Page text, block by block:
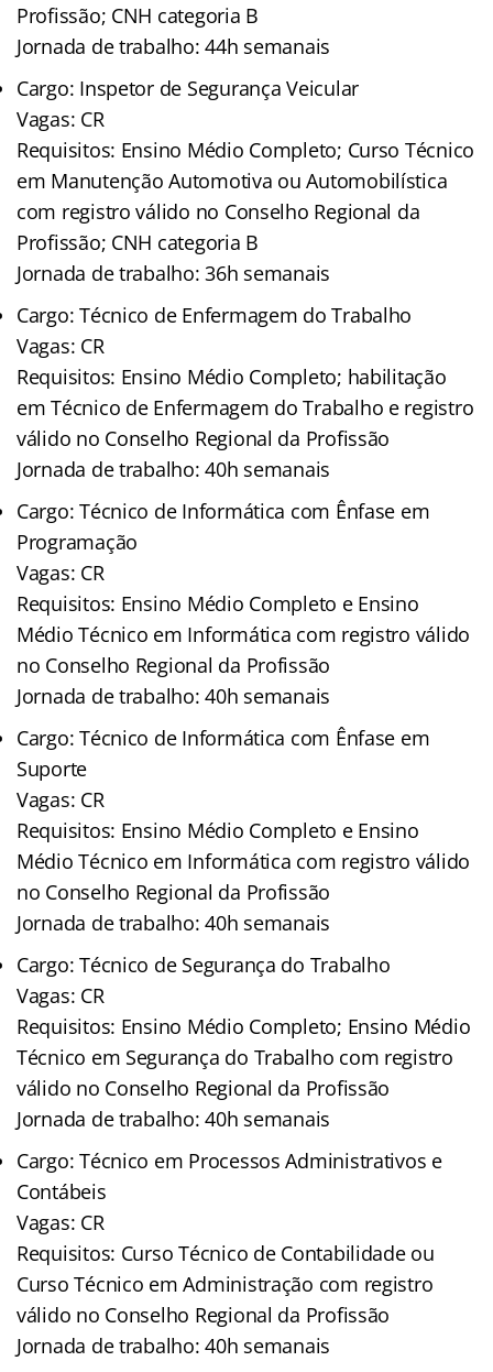
Profissão; CNH categoria B
Jornada de trabalho: 44h semanais
Cargo: Inspetor de Segurança Veicular
Vagas: CR
Requisitos: Ensino Médio Completo; Curso Técnico
em Manutenção Automotiva ou Automobilística
com registro válido no Conselho Regional da
Profissão; CNH categoria B
Jornada de trabalho: 36h semanais
Cargo: Técnico de Enfermagem do Trabalho
Vagas: CR
Requisitos: Ensino Médio Completo; habilitação
em Técnico de Enfermagem do Trabalho e registro
válido no Conselho Regional da Profissão
Jornada de trabalho: 40h semanais
Cargo: Técnico de Informática com Ênfase em
Programação
Vagas: CR
Requisitos: Ensino Médio Completo e Ensino
Médio Técnico em Informática com registro válido
no Conselho Regional da Profissão
Jornada de trabalho: 40h semanais
Cargo: Técnico de Informática com Ênfase em
Suporte
Vagas: CR
Requisitos: Ensino Médio Completo e Ensino
Médio Técnico em Informática com registro válido
no Conselho Regional da Profissão
Jornada de trabalho: 40h semanais
Cargo: Técnico de Segurança do Trabalho
Vagas: CR
Requisitos: Ensino Médio Completo; Ensino Médio
Técnico em Segurança do Trabalho com registro
válido no Conselho Regional da Profissão
Jornada de trabalho: 40h semanais
Cargo: Técnico em Processos Administrativos e
Contábeis
Vagas: CR
Requisitos: Curso Técnico de Contabilidade ou
Curso Técnico em Administração com registro
válido no Conselho Regional da Profissão
Jornada de trabalho: 40h semanais